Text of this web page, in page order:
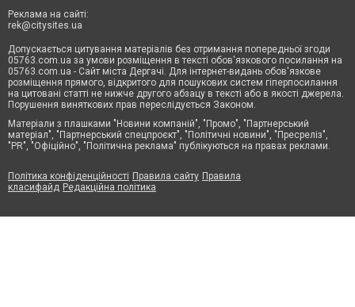
Реклама на сайті:
rek@citysites.ua
Допускається цитування матеріалів без отримання попередньої згоди
05763.com.ua за умови розміщення в тексті обов'язкового посилання на
05763.com.ua - Сайт міста Дергачі. Для інтернет-видань обов'язкове
розміщення прямого, відкритого для пошукових систем гіперпосилання
на цитовані статті не нижче другого абзацу в тексті або в якості джерела.
Порушення виняткових прав переслідується Законом.
Матеріали з плашками "Новини компаній", "Промо", "Партнерський
матеріал", "Партнерський спецпроєкт", "Політичні новини", "Пресреліз",
"PR", "Офіційно", "Політична реклама" публікуються на правах реклами.
Політика конфіденційності Правила сайту Правила
класифайд Редакційна політика